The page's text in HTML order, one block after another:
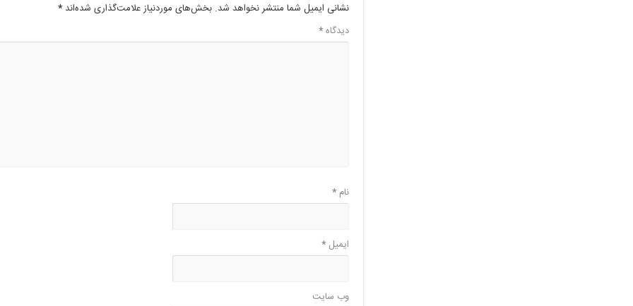
نشانی ایمیل شما منتشر نخواهد شد. بخش‌های موردنیاز علامت‌گذاری شده‌اند*
دیدگاه*
نام*
ایمیل*
وب‌ سایت